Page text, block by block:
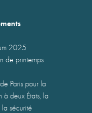
2025
de printemps
Paris pour la
à deux États, la
sécurité